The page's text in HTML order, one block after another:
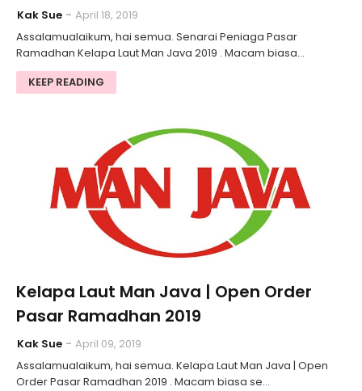
Kak Sue
April 18, 2019
Assalamualaikum, hai semua. Senarai Peniaga Pasar
Ramadhan Kelapa Laut Man Java 2019 . Macam biasa…
KEEP READING
Kelapa Laut Man Java | Open Order
Pasar Ramadhan 2019
Kak Sue
April 09, 2019
Assalamualaikum, hai semua. Kelapa Laut Man Java | Open
Order Pasar Ramadhan 2019 . Macam biasa se…